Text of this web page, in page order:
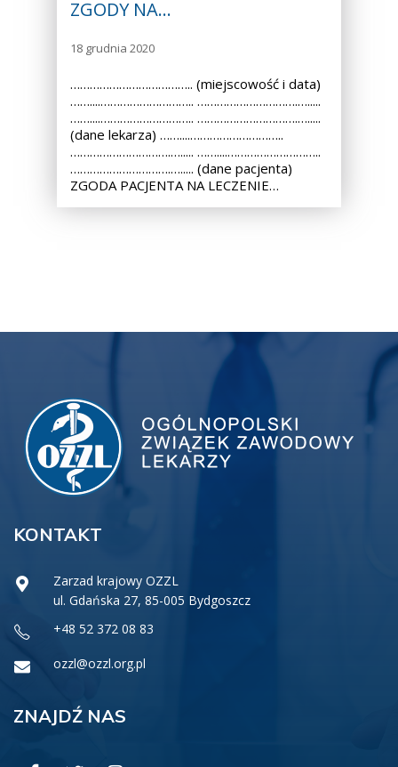
ZGODY NA…
18 grudnia 2020
……………………………….. (miejscowość i data)
……....……………………….. ………………………….….....
……....……………………….. ………………………….….....
(dane lekarza) ……....………………………..
………………………….…..... ……....………………………..
………………………….…..... (dane pacjenta)
ZGODA PACJENTA NA LECZENIE…
KONTAKT
Zarzad krajowy OZZL
ul. Gdańska 27, 85-005 Bydgoszcz
+48 52 372 08 83
ozzl@ozzl.org.pl
ZNAJDŹ NAS